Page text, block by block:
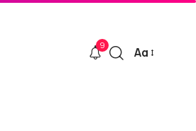
9
Font
Αα